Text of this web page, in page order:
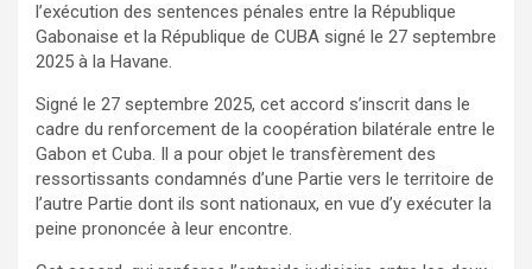
l’exécution des sentences pénales entre la République
Gabonaise et la République de CUBA signé le 27 septembre
2025 à la Havane.
Signé le 27 septembre 2025, cet accord s’inscrit dans le
cadre du renforcement de la coopération bilatérale entre le
Gabon et Cuba. Il a pour objet le transfèrement des
ressortissants condamnés d’une Partie vers le territoire de
l’autre Partie dont ils sont nationaux, en vue d’y exécuter la
peine prononcée à leur encontre.